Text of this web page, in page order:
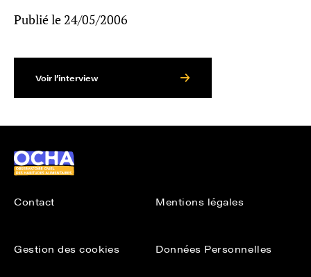
Publié le 24/05/2006
Voir l’interview
Ocha
Contact Mentions légales
Gestion des cookies Données Personnelles